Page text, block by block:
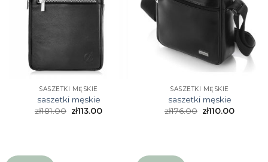
SASZETKI MĘSKIE
saszetki męskie
zł181.00 zł113.00
SASZETKI MĘSKIE
saszetki męskie
zł176.00 zł110.00